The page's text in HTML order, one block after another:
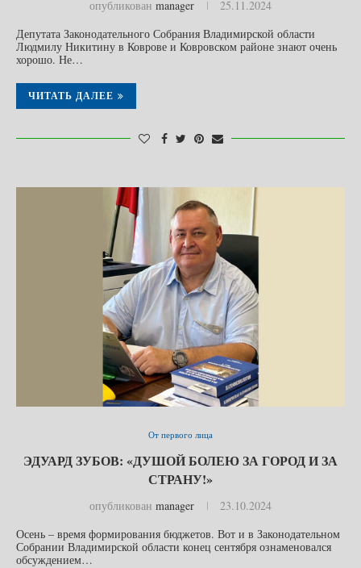
опубликован manager
25.11.2024
Депутата Законодательного Собрания Владимирской области
Людмилу Никитину в Коврове и Ковровском районе знают очень
хорошо. Не…
ЧИТАТЬ ДАЛЕЕ
От первого лица
ЭДУАРД ЗУБОВ: «ДУШОЙ БОЛЕЮ ЗА ГОРОД И ЗА
СТРАНУ!»
опубликован manager
23.10.2024
Осень – время формирования бюджетов. Вот и в Законодательном
Собрании Владимирской области конец сентября ознаменовался
обсуждением…